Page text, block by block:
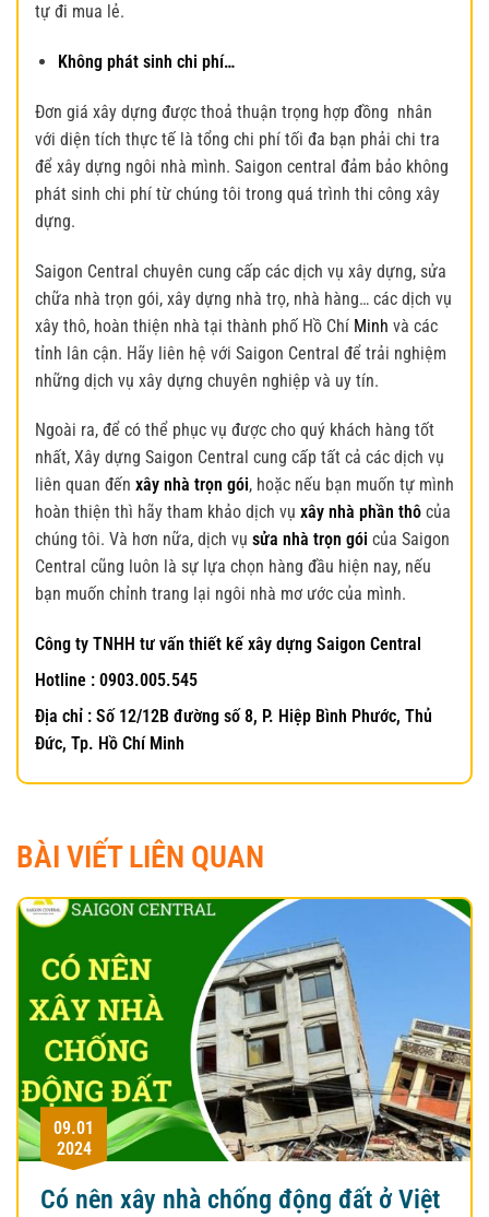
tự đi mua lẻ.
Không phát sinh chi phí…
Đơn giá xây dựng được thoả thuận trọng hợp đồng nhân
với diện tích thực tế là tổng chi phí tối đa bạn phải chi tra
để xây dựng ngôi nhà mình. Saigon central đảm bảo không
phát sinh chi phí từ chúng tôi trong quá trình thi công xây
dựng.
Saigon Central chuyên cung cấp các dịch vụ xây dựng, sửa
chữa nhà trọn gói, xây dựng nhà trọ, nhà hàng… các dịch vụ
xây thô, hoàn thiện nhà tại thành phố Hồ Chí Minh và các
tỉnh lân cận. Hãy liên hệ với Saigon Central để trải nghiệm
những dịch vụ xây dựng chuyên nghiệp và uy tín.
Ngoài ra, để có thể phục vụ được cho quý khách hàng tốt
nhất, Xây dựng Saigon Central cung cấp tất cả các dịch vụ
liên quan đến xây nhà trọn gói, hoặc nếu bạn muốn tự mình
hoàn thiện thì hãy tham khảo dịch vụ xây nhà phần thô của
chúng tôi. Và hơn nữa, dịch vụ sửa nhà trọn gói của Saigon
Central cũng luôn là sự lựa chọn hàng đầu hiện nay, nếu
bạn muốn chỉnh trang lại ngôi nhà mơ ước của mình.
Công ty TNHH tư vấn thiết kế xây dựng Saigon Central
Hotline : 0903.005.545
Địa chỉ : Số 12/12B đường số 8, P. Hiệp Bình Phước, Thủ
Đức, Tp. Hồ Chí Minh
BÀI VIẾT LIÊN QUAN
09.01
2024
Có nên xây nhà chống động đất ở Việt